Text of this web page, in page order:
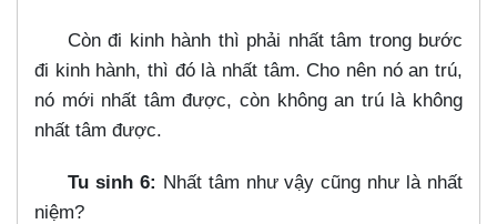
Còn đi kinh hành thì phải nhất tâm trong bước
đi kinh hành, thì đó là nhất tâm. Cho nên nó an trú,
nó mới nhất tâm được, còn không an trú là không
nhất tâm được.
Tu sinh 6: Nhất tâm như vậy cũng như là nhất
niệm?